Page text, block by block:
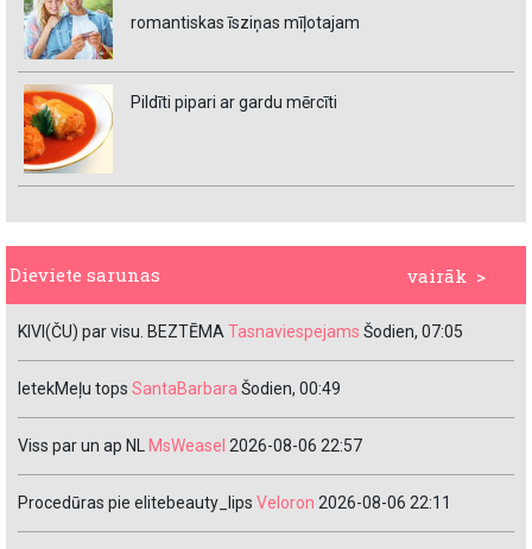
romantiskas īsziņas mīļotajam
Pildīti pipari ar gardu mērcīti
vairāk >
Dieviete sarunas
KIVI(ČU) par visu. BEZTĒMATasnaviespejams Šodien, 07:05
IetekMeļu tops SantaBarbara Šodien, 00:49
Viss par un ap NL MsWeasel 2026-08-06 22:57
Procedūras pie elitebeauty_lips Veloron 2026-08-06 22:11